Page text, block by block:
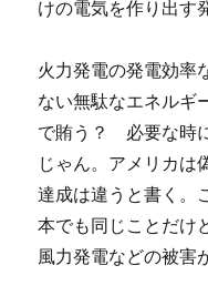
けの電気を作り出す
火力発電の発電効率
ない無駄なエネルギ
で賄う？ 必要な時
じゃん。アメリカは
達成は違うと書く。
本でも同じことだけ
風力発電などの被害